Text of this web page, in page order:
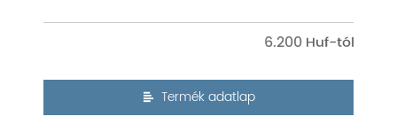
6.200
Termék adatlap